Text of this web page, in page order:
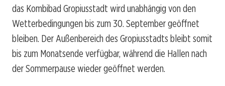
das Kombibad Gropiusstadt wird unabhängig von den
Wetterbedingungen bis zum 30. September geöffnet
bleiben. Der Außenbereich des Gropiusstadts bleibt somit
bis zum Monatsende verfügbar, während die Hallen nach
der Sommerpause wieder geöffnet werden.